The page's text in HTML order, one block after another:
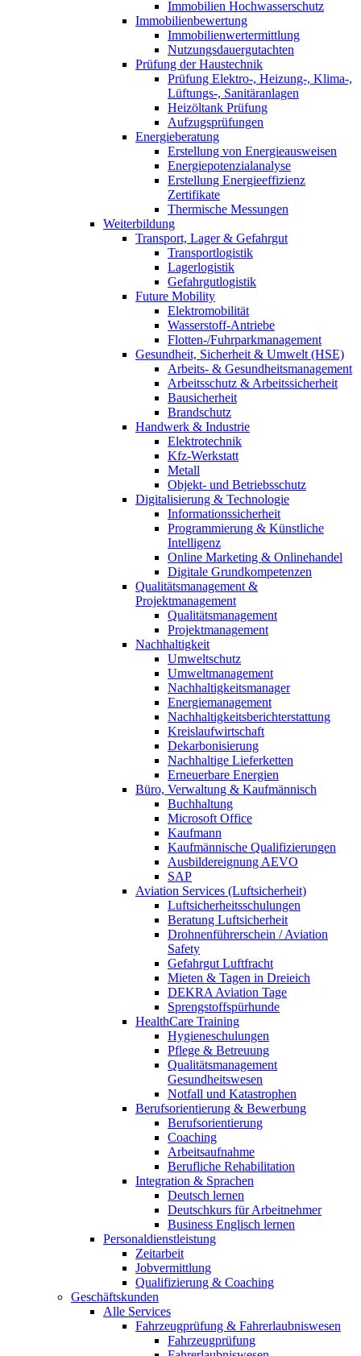
Immobilien Hochwasserschutz
Immobilienbewertung
Immobilienwertermittlung
Nutzungsdauergutachten
Prüfung der Haustechnik
Prüfung Elektro-, Heizung-, Klima-,
Lüftungs-, Sanitäranlagen
Heizöltank Prüfung
Aufzugsprüfungen
Energieberatung
Erstellung von Energieausweisen
Energiepotenzialanalyse
Erstellung Energieeffizienz
Zertifikate
Thermische Messungen
Weiterbildung
Transport, Lager & Gefahrgut
Transportlogistik
Lagerlogistik
Gefahrgutlogistik
Future Mobility
Elektromobilität
Wasserstoff-Antriebe
Flotten-/Fuhrparkmanagement
Gesundheit, Sicherheit & Umwelt (HSE)
Arbeits- & Gesundheitsmanagement
Arbeitsschutz & Arbeitssicherheit
Bausicherheit
Brandschutz
Handwerk & Industrie
Elektrotechnik
Kfz-Werkstatt
Metall
Objekt- und Betriebsschutz
Digitalisierung & Technologie
Informationssicherheit
Programmierung & Künstliche
Intelligenz
Online Marketing & Onlinehandel
Digitale Grundkompetenzen
Qualitätsmanagement &
Projektmanagement
Qualitätsmanagement
Projektmanagement
Nachhaltigkeit
Umweltschutz
Umweltmanagement
Nachhaltigkeitsmanager
Energiemanagement
Nachhaltigkeitsberichterstattung
Kreislaufwirtschaft
Dekarbonisierung
Nachhaltige Lieferketten
Erneuerbare Energien
Büro, Verwaltung & Kaufmännisch
Buchhaltung
Microsoft Office
Kaufmann
Kaufmännische Qualifizierungen
Ausbildereignung AEVO
SAP
Aviation Services (Luftsicherheit)
Luftsicherheitsschulungen
Beratung Luftsicherheit
Drohnenführerschein / Aviation
Safety
Gefahrgut Luftfracht
Mieten & Tagen in Dreieich
DEKRA Aviation Tage
Sprengstoffspürhunde
HealthCare Training
Hygieneschulungen
Pflege & Betreuung
Qualitätsmanagement
Gesundheitswesen
Notfall und Katastrophen
Berufsorientierung & Bewerbung
Berufsorientierung
Coaching
Arbeitsaufnahme
Berufliche Rehabilitation
Integration & Sprachen
Deutsch lernen
Deutschkurs für Arbeitnehmer
Business Englisch lernen
Personaldienstleistung
Zeitarbeit
Jobvermittlung
Qualifizierung & Coaching
Geschäftskunden
Alle Services
Fahrzeugprüfung & Fahrerlaubniswesen
Fahrzeugprüfung